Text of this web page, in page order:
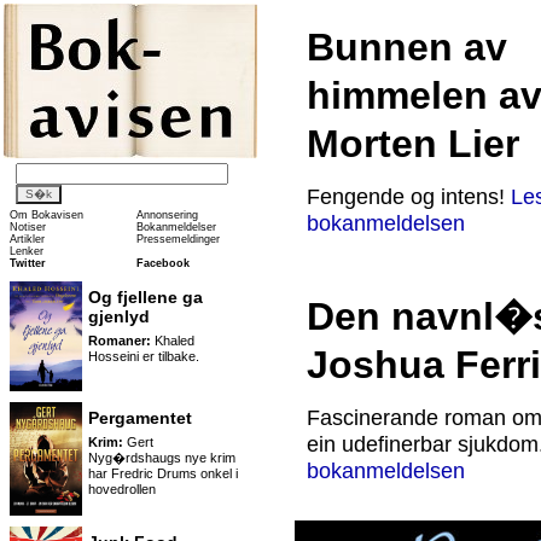
Om Bokavisen
Annonsering
Notiser
Bokanmeldelser
Artikler
Pressemeldinger
Lenker
Twitter
Facebook
Og fjellene ga
gjenlyd
Romaner: Khaled
Hosseini er tilbake.
Pergamentet
Krim: Gert
Nyg�rdshaugs nye krim
har Fredric Drums onkel i
hovedrollen
Bunnen av
himmelen
Morten Lier
Fengende og intens!
bokanmeldelsen
Den
Joshua
Fascinerande roman
ein udefinerbar
bokanmeldelsen